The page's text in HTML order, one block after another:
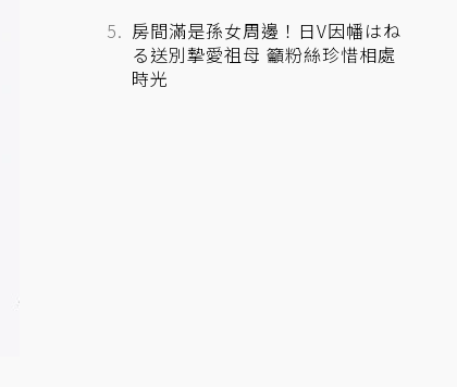
房間滿是孫女周邊！日V因幡はね
る送別摯愛祖母 籲粉絲珍惜相處
時光